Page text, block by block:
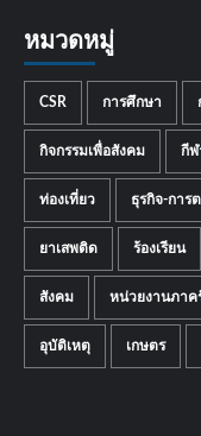
หมวดหมู่
CSR การศึกษา
กิจกรรมเพื่อสังคม กีฬ
ท่องเที่ยว ธุรกิจ-การ
ยาเสพติด ร้องเรียน
สังคม หน่วยงานภาค
อุบัติเหตุ เกษตร